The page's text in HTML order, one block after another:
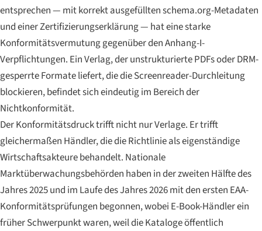
entsprechen — mit korrekt ausgefüllten schema.org-Metadaten
und einer Zertifizierungserklärung — hat eine starke
Konformitätsvermutung gegenüber den Anhang-I-
Verpflichtungen. Ein Verlag, der unstrukturierte PDFs oder DRM-
gesperrte Formate liefert, die die Screenreader-Durchleitung
blockieren, befindet sich eindeutig im Bereich der
Nichtkonformität.
Der Konformitätsdruck trifft nicht nur Verlage. Er trifft
gleichermaßen Händler, die die Richtlinie als eigenständige
Wirtschaftsakteure behandelt. Nationale
Marktüberwachungsbehörden haben in der zweiten Hälfte des
Jahres 2025 und im Laufe des Jahres 2026 mit den ersten EAA-
Konformitätsprüfungen begonnen, wobei E-Book-Händler ein
früher Schwerpunkt waren, weil die Kataloge öffentlich